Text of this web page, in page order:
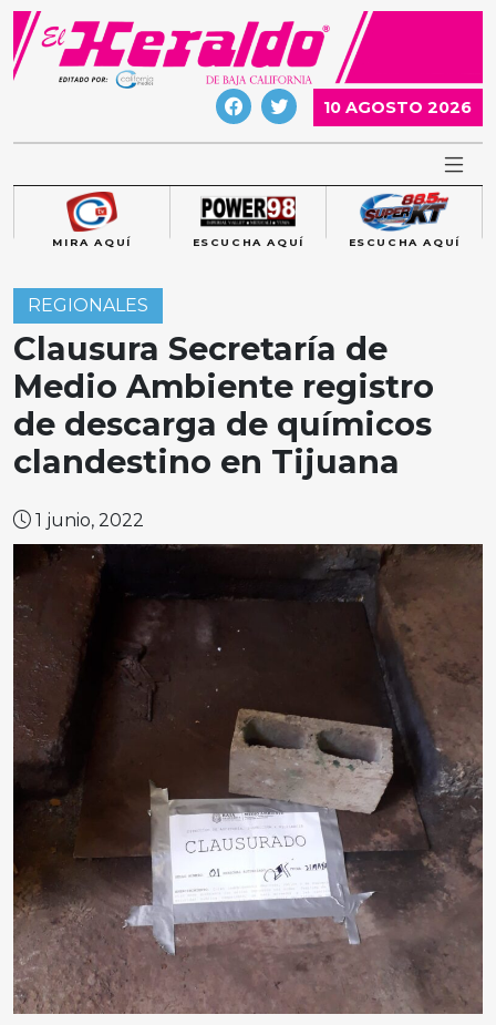
Skip
content
10 AGOSTO 2026
MIRA AQUÍ ESCUCHA AQUÍ ESCUCHA AQUÍ
REGIONALES
Clausura Secretaría de
Medio Ambiente registro
de descarga de químicos
clandestino en Tijuana
1 junio, 2022